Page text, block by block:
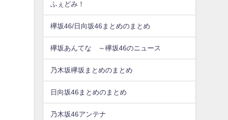
ふぇどみ！
欅坂46/日向坂46まとめのまとめ
欅坂あんてな ～欅坂46のニュース
乃木坂欅坂まとめのまとめ
日向坂46まとめのまとめ
乃木坂46アンテナ